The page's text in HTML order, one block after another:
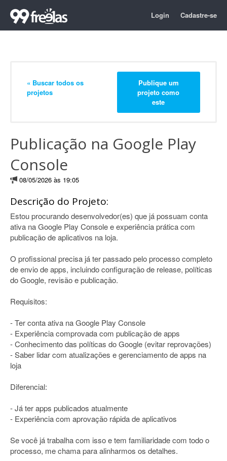
Login Cadastre-se
« Buscar todos os
projetos
Publique um
projeto como
este
Publicação na Google Play
Console
08/05/2026 às 19:05
Descrição do Projeto:
Estou procurando desenvolvedor(es) que já possuam conta
ativa na Google Play Console e experiência prática com
publicação de aplicativos na loja.
O profissional precisa já ter passado pelo processo completo
de envio de apps, incluindo configuração de release, políticas
do Google, revisão e publicação.
Requisitos:
- Ter conta ativa na Google Play Console
- Experiência comprovada com publicação de apps
- Conhecimento das políticas do Google (evitar reprovações)
- Saber lidar com atualizações e gerenciamento de apps na
loja
Diferencial:
- Já ter apps publicados atualmente
- Experiência com aprovação rápida de aplicativos
Se você já trabalha com isso e tem familiaridade com todo o
processo, me chama para alinharmos os detalhes.